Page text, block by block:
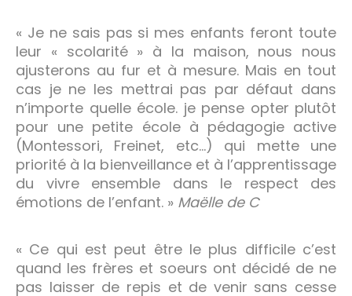
« Je ne sais pas si mes enfants feront toute
leur « scolarité » à la maison, nous nous
ajusterons au fur et à mesure. Mais en tout
cas je ne les mettrai pas par défaut dans
n’importe quelle école. je pense opter plutôt
pour une petite école à pédagogie active
(Montessori, Freinet, etc…) qui mette une
priorité à la bienveillance et à l’apprentissage
du vivre ensemble dans le respect des
émotions de l’enfant. » Maëlle de C
« Ce qui est peut être le plus difficile c’est
quand les frères et soeurs ont décidé de ne
pas laisser de repis et de venir sans cesse